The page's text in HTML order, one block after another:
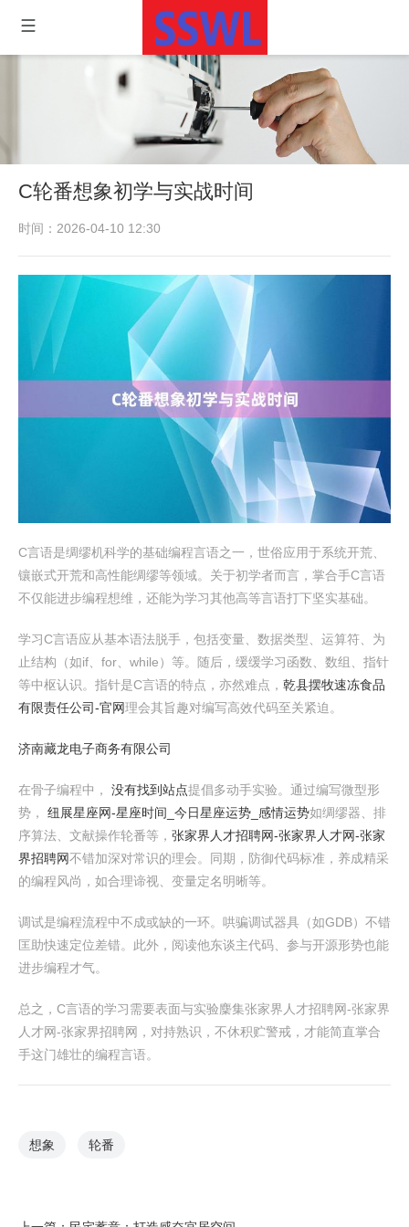
C轮番想象初学与实战时间
时间：2026-04-10 12:30
C言语是绸缪机科学的基础编程言语之一，世俗应用于系统开荒、
镶嵌式开荒和高性能绸缪等领域。关于初学者而言，掌合手C言语
不仅能进步编程想维，还能为学习其他高等言语打下坚实基础。
学习C言语应从基本语法脱手，包括变量、数据类型、运算符、为
止结构（如if、for、while）等。随后，缓缓学习函数、数组、指针
等中枢认识。指针是C言语的特点，亦然难点， 乾县摆牧速冻食品
有限责任公司-官网理会其旨趣对编写高效代码至关紧迫。
济南藏龙电子商务有限公司
在骨子编程中， 没有找到站点提倡多动手实验。通过编写微型形
势， 纽展星座网-星座时间_今日星座运势_感情运势如绸缪器、排
序算法、文献操作轮番等， 张家界人才招聘网-张家界人才网-张家
界招聘网不错加深对常识的理会。同期，防御代码标准，养成精采
的编程风尚，如合理谛视、变量定名明晰等。
调试是编程流程中不成或缺的一环。哄骗调试器具（如GDB）不错
匡助快速定位差错。此外，阅读他东谈主代码、参与开源形势也能
进步编程才气。
总之，C言语的学习需要表面与实验麇集张家界人才招聘网-张家界
人才网-张家界招聘网，对持熟识，不休积贮警戒，才能简直掌合
手这门雄壮的编程言语。
想象 轮番